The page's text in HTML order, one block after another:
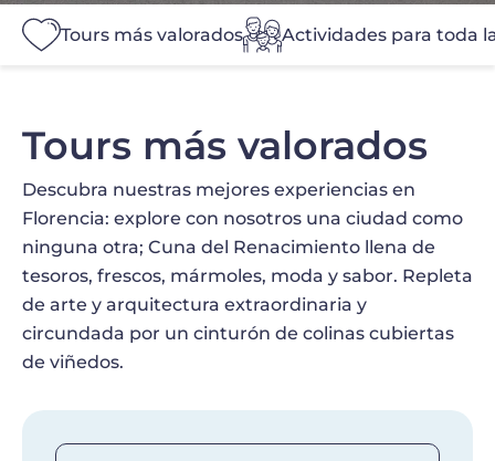
Tours más valorados
Descubra nuestras mejores experiencias en
Florencia: explore con nosotros una ciudad como
ninguna otra; Cuna del Renacimiento llena de
tesoros, frescos, mármoles, moda y sabor. Repleta
de arte y arquitectura extraordinaria y
circundada por un cinturón de colinas cubiertas
de viñedos.
Tours más valorados Actividades para toda